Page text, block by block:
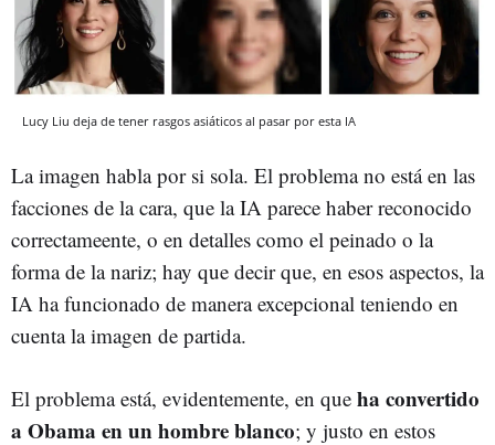
Lucy Liu deja de tener rasgos asiáticos al pasar por esta IA
La imagen habla por si sola. El problema no está en las
facciones de la cara, que la IA parece haber reconocido
correctameente, o en detalles como el peinado o la
forma de la nariz; hay que decir que, en esos aspectos, la
IA ha funcionado de manera excepcional teniendo en
cuenta la imagen de partida.
El problema está, evidentemente, en que ha convertido
a Obama en un hombre blanco; y justo en estos